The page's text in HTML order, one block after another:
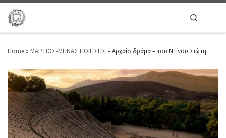
Search
Home » ΜΑΡΤΙΟΣ-ΜΗΝΑΣ ΠΟΙΗΣΗΣ » Αρχαίο δράμα – του Ντίνου Σιώτη